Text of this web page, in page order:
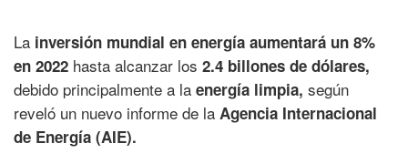
La inversión mundial en energía aumentará un 8%
en 2022 hasta alcanzar los 2.4 billones de dólares,
debido principalmente a la energía limpia, según
reveló un nuevo informe de la Agencia Internacional
de Energía (AIE).